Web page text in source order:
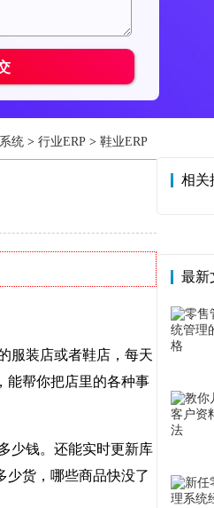
统 > 行业ERP > 鞋业ERP
服装店或者鞋店，每天
能帮你把店里的各种事
少钱。还能实时更新库
少货，哪些商品快没了
相关
最新